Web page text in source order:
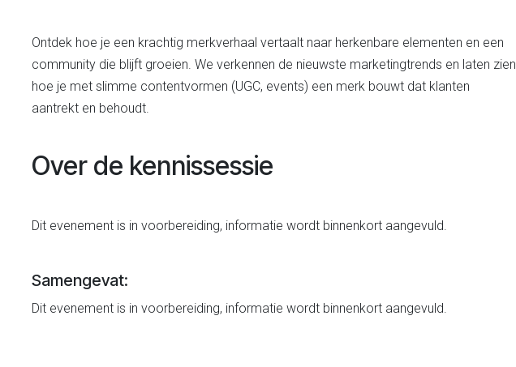
Ontdek hoe je een krachtig merkverhaal vertaalt naar herkenbare elementen en een
community die blijft groeien. We verkennen de nieuwste marketingtrends en laten zien
hoe je met slimme contentvormen (UGC, events) een merk bouwt dat klanten
aantrekt en behoudt.​
Over de kennissessie
Dit evenement is in voorbereiding, informatie wordt binnenkort aangevuld.
Samengevat:
Dit evenement is in voorbereiding, informatie wordt binnenkort aangevuld.